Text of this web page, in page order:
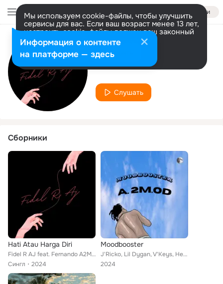
Войти
Мы используем cookie-файлы, чтобы улучшить
сервисы для вас. Если ваш возраст менее 13 лет,
настроить cookie-файлы должен ваш законный
представитель. Больше информации
Разрешить все Настроить
Исполнитель
A Double J A2MOD
Слушать
Сборники
Hati Atau Harga Diri
Fidel R AJ feat. Fernando A2MOD, A Double J A2MOD
Сингл
2024
Moodbooster
J'Ricko, Lil Dygan, V'Keys, Henric Dhio, Fernando A2MOD, Gevano, A Double J A2MOD
2024
Информация о контенте
на платформе — здесь